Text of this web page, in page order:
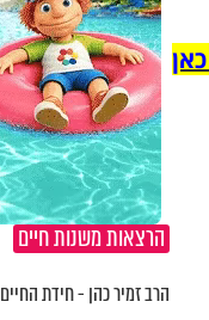
הרצאות משנות חיים
הרב זמיר כהן - חידת החיים